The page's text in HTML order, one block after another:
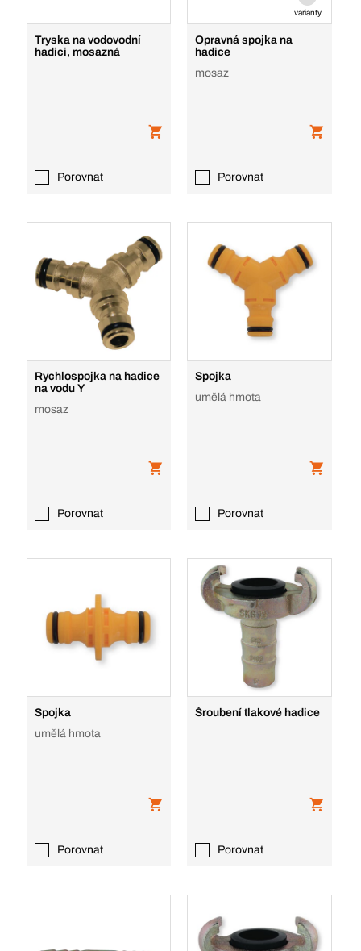
Tryska na vodovodní
hadici, mosazná
Porovnat
varianty
Opravná spojka na
hadice
mosaz
Porovnat
Rychlospojka na hadice
na vodu Y
mosaz
Porovnat
Spojka
umělá hmota
Porovnat
Spojka
umělá hmota
Porovnat
Šroubení tlakové hadice
Porovnat